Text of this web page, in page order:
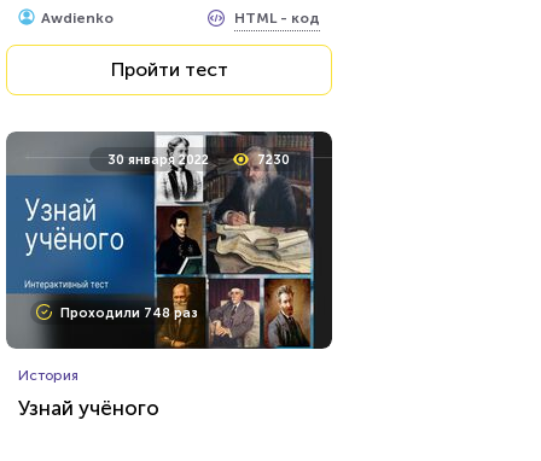
Awdienko HTML - код
Пройти тест
30 января 2022 7230
Проходили 748 раз
История
Узнай учёного